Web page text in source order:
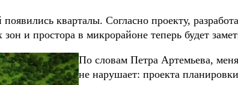
кварталы. Согласно проекту,
и простора в микрорайоне теперь будет
По словам Петра Артемьева,
не нарушает: проекта